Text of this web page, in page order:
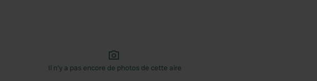
Il n'y a pas encore de photos de cette aire